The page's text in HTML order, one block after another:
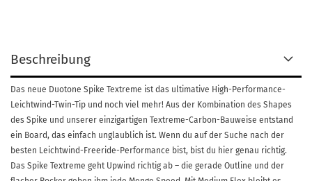
Beschreibung
Das neue Duotone Spike Textreme ist das ultimative High-Performance-
Leichtwind-Twin-Tip und noch viel mehr! Aus der Kombination des Shapes
des Spike und unserer einzigartigen Textreme-Carbon-Bauweise entstand
ein Board, das einfach unglaublich ist. Wenn du auf der Suche nach der
besten Leichtwind-Freeride-Performance bist, bist du hier genau richtig.
Das Spike Textreme geht Upwind richtig ab – die gerade Outline und der